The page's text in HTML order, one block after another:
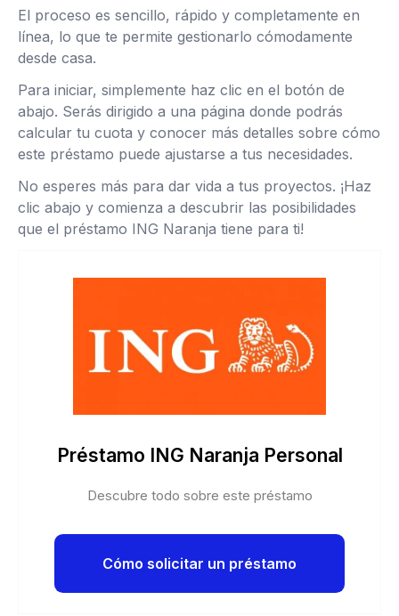
El proceso es sencillo, rápido y completamente en
línea, lo que te permite gestionarlo cómodamente
desde casa.
Para iniciar, simplemente haz clic en el botón de
abajo. Serás dirigido a una página donde podrás
calcular tu cuota y conocer más detalles sobre cómo
este préstamo puede ajustarse a tus necesidades.
No esperes más para dar vida a tus proyectos. ¡Haz
clic abajo y comienza a descubrir las posibilidades
que el préstamo ING Naranja tiene para ti!
Préstamo ING Naranja Personal
Descubre todo sobre este préstamo
Cómo solicitar un préstamo